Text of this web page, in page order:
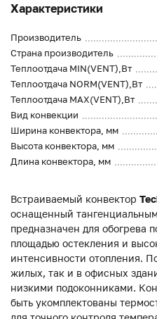
Характеристики
Производитель
Страна производитель
Теплоотдача MIN(VENT),Вт
Теплоотдача NORM(VENT),Вт
Теплоотдача MAX(VENT),Вт
Вид конвекции
Ширина конвектора, мм
Высота конвектора, мм
Длина конвектора, мм
Встраиваемый конвектор
оснащенный
предназначен для обогрева
площадью остекления и
интенсивности отопления.
жилых, так и в офисных
низкими подоконниками.
быть укомплектованы